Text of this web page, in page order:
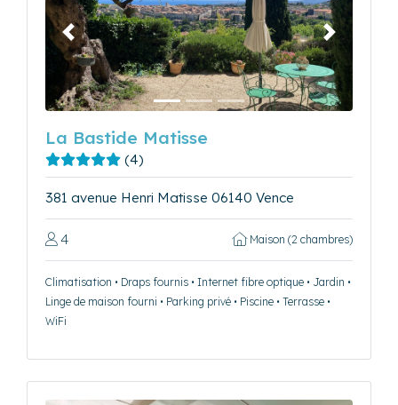
Précédent Suivant
La Bastide Matisse
(4)
381 avenue Henri Matisse 06140 Vence
4 Maison (2 chambres)
Climatisation • Draps fournis • Internet fibre optique • Jardin •
Linge de maison fourni • Parking privé • Piscine • Terrasse •
WiFi